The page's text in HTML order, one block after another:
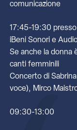
comunicazione
17:45-19:30
iBeni Sonori e
Se anche la donna
canti femminili
Concerto di
voce), Mirco
09:30-13:00